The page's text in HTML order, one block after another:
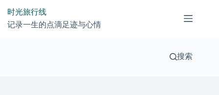
时光旅行线
记录一生的点滴足迹与心情
搜索